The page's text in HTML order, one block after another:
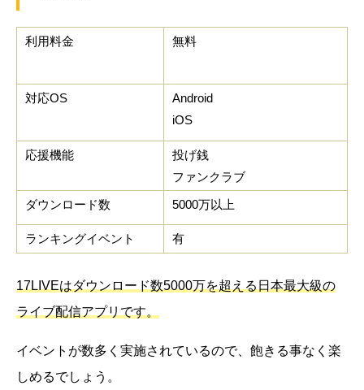
利用料金 無料
対応OS
Android
iOS
応援機能
投げ銭
ファンクラブ
ダウンロード数
5000万以上
ランキングイベント 有
17LIVEはダウンロード数5000万を超える日本最大級の
ライブ配信アプリです。
イベントが数多く実施されているので、飽きる事なく楽
しめるでしょう。